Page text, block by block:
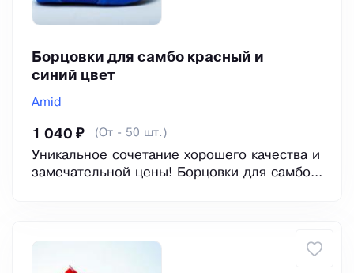
Борцовки для самбо красный и
синий цвет
Amid
1 040 ₽ (От - 50 шт.)
Уникальное сочетание хорошего качества и
замечательной цены! Борцовки для самбо...